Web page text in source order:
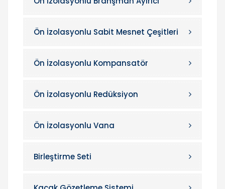
Ön İzolasyonlu Sabit Mesnet Çeşitleri
Ön İzolasyonlu Kompansatör
Ön İzolasyonlu Redüksiyon
Ön İzolasyonlu Vana
Birleştirme Seti